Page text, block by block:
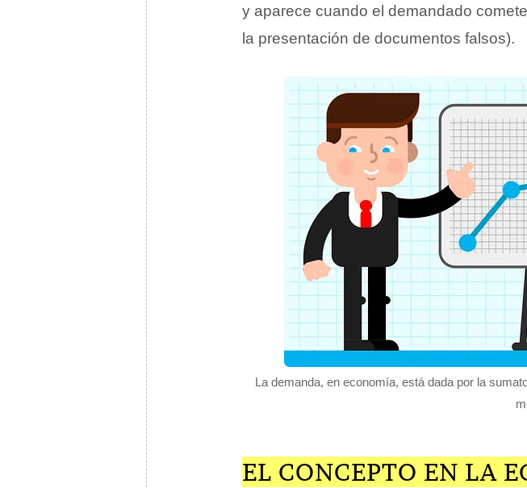
y aparece cuando el demandado
la presentación de documentos falsos).
La demanda, en economía, está dada por la
EL CONCEPTO EN LA